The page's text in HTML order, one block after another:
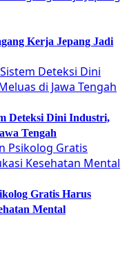
Kerja Jepang Jadi
Deteksi Dini Industri,
Tengah
Gratis Harus
Mental